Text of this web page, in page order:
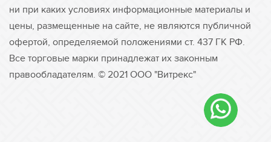
ни при каких условиях информационные материалы и
цены, размещенные на сайте, не являются публичной
офертой, определяемой положениями ст. 437 ГК РФ.
Все торговые марки принадлежат их законным
правообладателям. © 2021 ООО "Витрекс"